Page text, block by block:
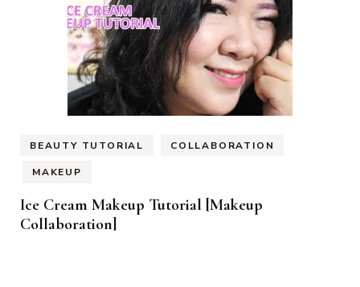
BEAUTY TUTORIAL COLLABORATION
MAKEUP
Ice Cream Makeup Tutorial [Makeup
Collaboration]